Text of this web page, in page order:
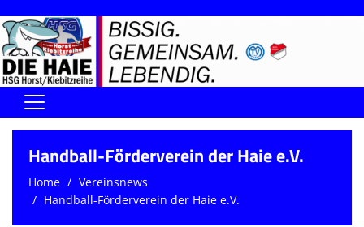
Home
Handball-Förderverein der Haie
Handball-Förderverein der Haie e.V.
Home
Vereinsnews
Handball-Förderverein der Haie e.V.